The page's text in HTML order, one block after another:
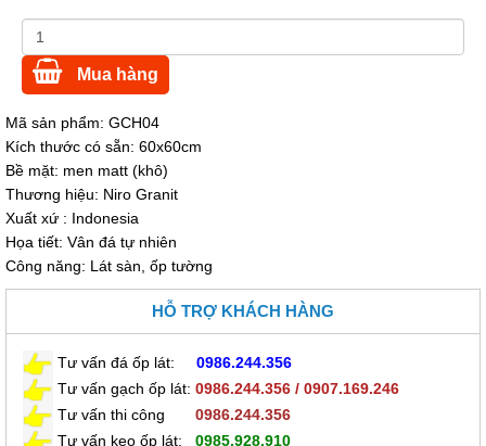
Mua hàng
Mã sản phẩm: GCH04
Kích thước có sẵn: 60x60cm
Bề mặt: men matt (khô)
Thương hiệu: Niro Granit
Xuất xứ : Indonesia
Họa tiết: Vân đá tự nhiên
Công năng: Lát sàn, ốp tường
HỖ TRỢ KHÁCH HÀNG
Tư vấn đá ốp lát: 0986.244.356
Tư vấn gạch ốp lát: 0986.244.356 / 0907.169.246
Tư vấn thi công
0986.244.356
Tư vấn keo ốp lát: 0985.928.910